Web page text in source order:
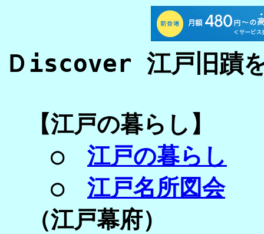
Ｄiscover 江戸旧蹟
【江戸の暮らし】
○ 江戸の暮らし
○ 江戸名所図会
（江戸幕府）